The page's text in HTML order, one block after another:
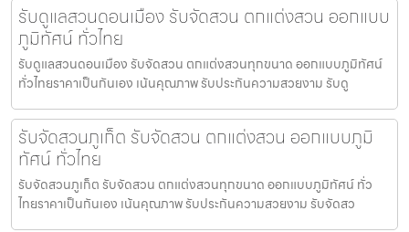
รับดูแลสวนดอนเมือง รับจัดสวน ตกแต่งสวน ออกแบบ
ภูมิทัศน์ ทั่วไทย
รับดูแลสวนดอนเมือง รับจัดสวน ตกแต่งสวนทุกขนาด ออกแบบภูมิทัศน์
ทั่วไทยราคาเป็นกันเอง เน้นคุณภาพ รับประกันความสวยงาม รับดู
รับจัดสวนภูเก็ต รับจัดสวน ตกแต่งสวน ออกแบบภูมิ
ทัศน์ ทั่วไทย
รับจัดสวนภูเก็ต รับจัดสวน ตกแต่งสวนทุกขนาด ออกแบบภูมิทัศน์ ทั่ว
ไทยราคาเป็นกันเอง เน้นคุณภาพ รับประกันความสวยงาม รับจัดสว